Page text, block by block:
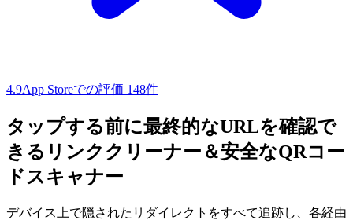
4.9App Storeでの評価 148件
タップする前に最終的なURLを確認で
きるリンククリーナー＆安全なQRコー
ドスキャナー
デバイス上で隠されたリダイレクトをすべて追跡し、各経由